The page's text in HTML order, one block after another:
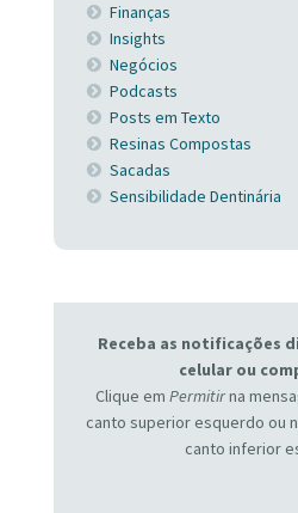
Finanças
Insights
Negócios
Podcasts
Posts em Texto
Resinas Compostas
Sacadas
Sensibilidade Dentinária
Receba as notificações
celular ou
Clique em Permitirna
canto superior esquerdo ou
canto inferior